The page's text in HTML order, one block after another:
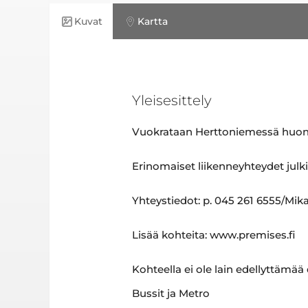
Kuvat Kartta
Yleisesittely
Vuokrataan Herttoniemessä
Erinomaiset liikenneyhteydet
Yhteystiedot: p. 045 261 6555/Mika
Lisää kohteita: www.premises.fi
Kohteella ei ole lain
Bussit ja Metro